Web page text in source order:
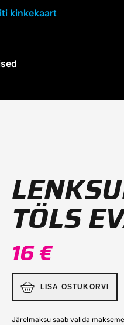
kinkekaart
TÖLS
16 €
LISA OSTUKORVI
Järelmaksu saab valida